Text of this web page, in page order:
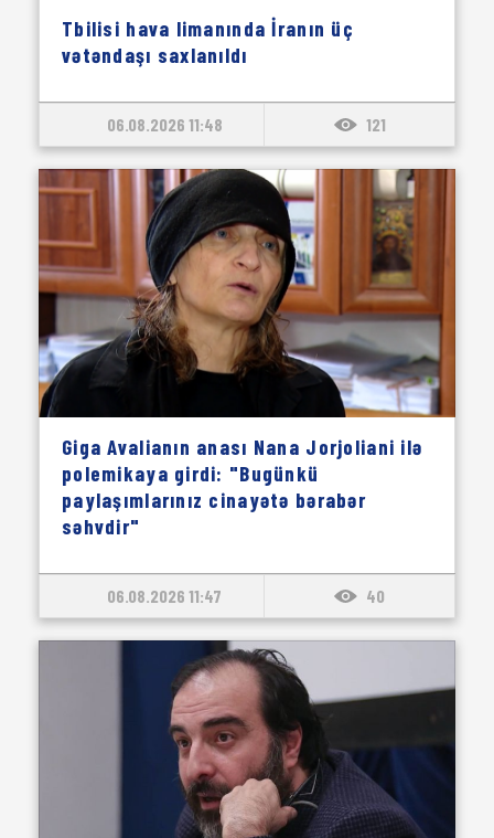
Tbilisi hava limanında İranın üç
vətəndaşı saxlanıldı
06.08.2026 11:48 121
Giga Avalianın anası Nana Jorjoliani ilə
polemikaya girdi: "Bugünkü
paylaşımlarınız cinayətə bərabər
səhvdir"
06.08.2026 11:47 40